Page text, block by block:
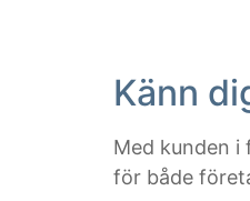
Känn
Med kunden i
för både